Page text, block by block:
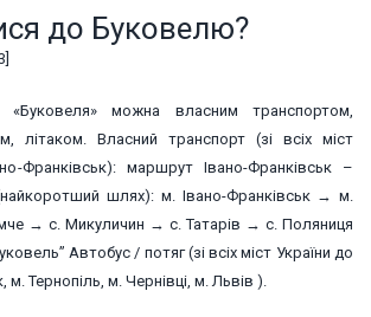
до Буковелю?
можна власним транспортом,
літаком. Власний транспорт (зі всіх міст
Франківськ): маршрут Івано-Франківськ –
шлях): м. Івано-Франківськ → м.
→ с. Микуличин → с. Татарів → с. Поляниця
Автобус / потяг (зі всіх міст України до
м. Тернопіль, м. Чернівці, м. Львів ).